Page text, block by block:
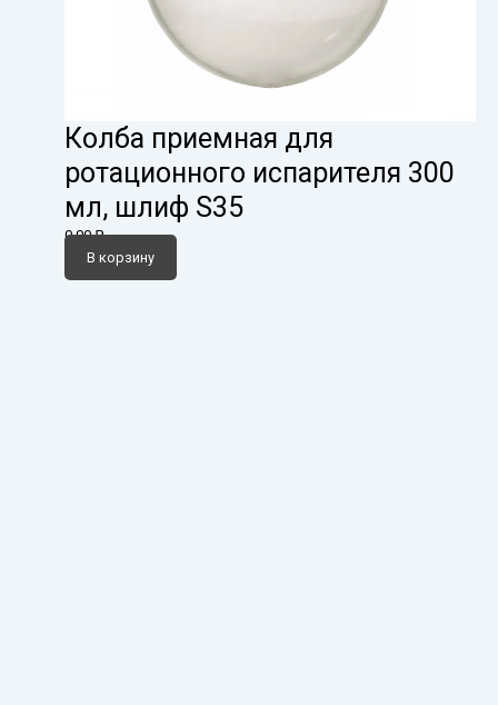
Колба приемная для
ротационного испарителя 300
мл, шлиф S35
0,00₽
В корзину